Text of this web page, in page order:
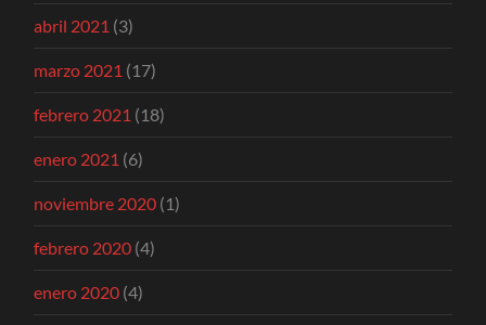
abril 2021 (3)
marzo 2021 (17)
febrero 2021 (18)
enero 2021 (6)
noviembre 2020 (1)
febrero 2020 (4)
enero 2020 (4)